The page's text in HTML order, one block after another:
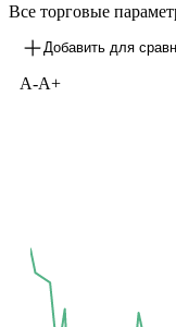
Все торговые
Добавить для